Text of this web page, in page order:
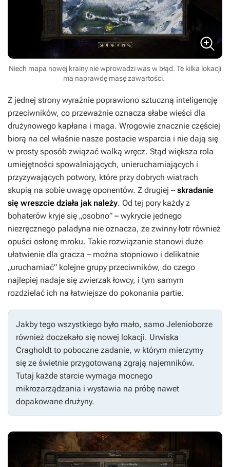
Niech mapa nowej krainy nie wprowadzi was w błąd. Te kilka lokacji
ma naprawdę masę zawartości.
Z jednej strony wyraźnie poprawiono sztuczną inteligencję
przeciwników, co przeważnie oznacza słabe wieści dla
drużynowego kapłana i maga. Wrogowie znacznie częściej
biorą na cel właśnie nasze postacie wsparcia i nie dają się
w prosty sposób związać walką wręcz. Stąd większa rola
umiejętności spowalniających, unieruchamiających i
przyzywających potwory, które przy dobrych wiatrach
skupią na sobie uwagę oponentów. Z drugiej – skradanie
się wreszcie działa jak należy. Od tej pory każdy z
bohaterów kryje się „osobno” – wykrycie jednego
niezręcznego paladyna nie oznacza, że zwinny łotr również
opuści osłonę mroku. Takie rozwiązanie stanowi duże
ułatwienie dla gracza – można stopniowo i delikatnie
„uruchamiać” kolejne grupy przeciwników, do czego
najlepiej nadaje się zwierzak łowcy, i tym samym
rozdzielać ich na łatwiejsze do pokonania partie.
Jakby tego wszystkiego było mało, samo Jelenioborze
również doczekało się nowej lokacji. Urwiska
Cragholdt to poboczne zadanie, w którym mierzymy
się ze świetnie przygotowaną zgrają najemników.
Tutaj każde starcie wymaga mocnego
mikrozarządzania i wystawia na próbę nawet
dopakowane drużyny.